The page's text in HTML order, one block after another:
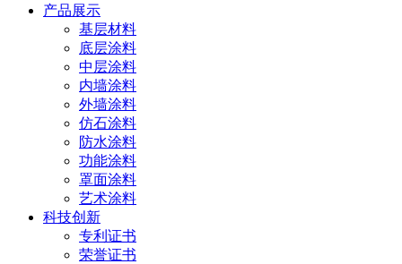
产品展示
基层材料
底层涂料
中层涂料
内墙涂料
外墙涂料
仿石涂料
防水涂料
功能涂料
罩面涂料
艺术涂料
科技创新
专利证书
荣誉证书